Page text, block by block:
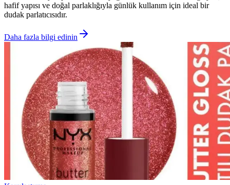
hafif yapısı ve doğal parlaklığıyla günlük kullanım için ideal bir
dudak parlatıcısıdır.
Daha fazla bilgi edinin